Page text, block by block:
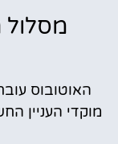
מסלול
האוטובוס
מוקדי העניין